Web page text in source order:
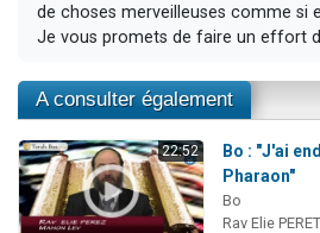
de choses merveilleuses comme si
Je vous promets de faire un effort
A consulter également
22:52
Bo : "J'ai
Pharaon"
Bo
Rav Elie